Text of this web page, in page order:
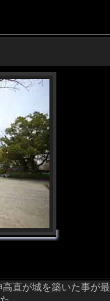
直が城を築いた事が